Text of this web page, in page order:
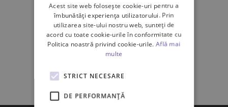
Acest site web folosește cookie-uri pentru a
îmbunătăți experiența utilizatorului. Prin
utilizarea site-ului nostru web, sunteți de
acord cu toate cookie-urile în conformitate cu
Politica noastră privind cookie-urile.Află mai
multe
STRICT NECESARE
DE PERFORMANȚĂ